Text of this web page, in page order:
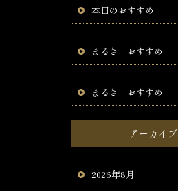
本日のおすすめ
まるき おすすめ
まるき おすすめ
アーカイブ
2026年8月